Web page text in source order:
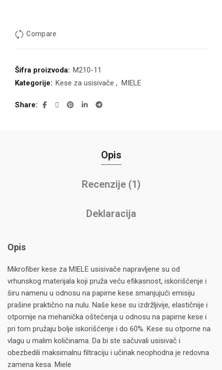
Compare
Šifra proizvoda: M210-11
Kategorije: Kese za usisivače , MIELE
Share
Opis
Recenzije (1)
Deklaracija
Opis
Mikrofiber kese za MIELE usisivače napravljene su od
vrhunskog materijala koji pruža veću efikasnost, iskorišćenje i
širu namenu u odnosu na papirne kese smanjujući emisiju
prašine praktično na nulu. Naše kese su izdržljivije, elastičnije i
otpornije na mehanička oštećenja u odnosu na papirne kese i
pri tom pružaju bolje iskorišćenje i do 60%. Kese su otporne na
vlagu u malim količinama. Da bi ste sačuvali usisivač i
obezbedili maksimalnu filtraciju i učinak neophodna je redovna
zamena kesa. Miele